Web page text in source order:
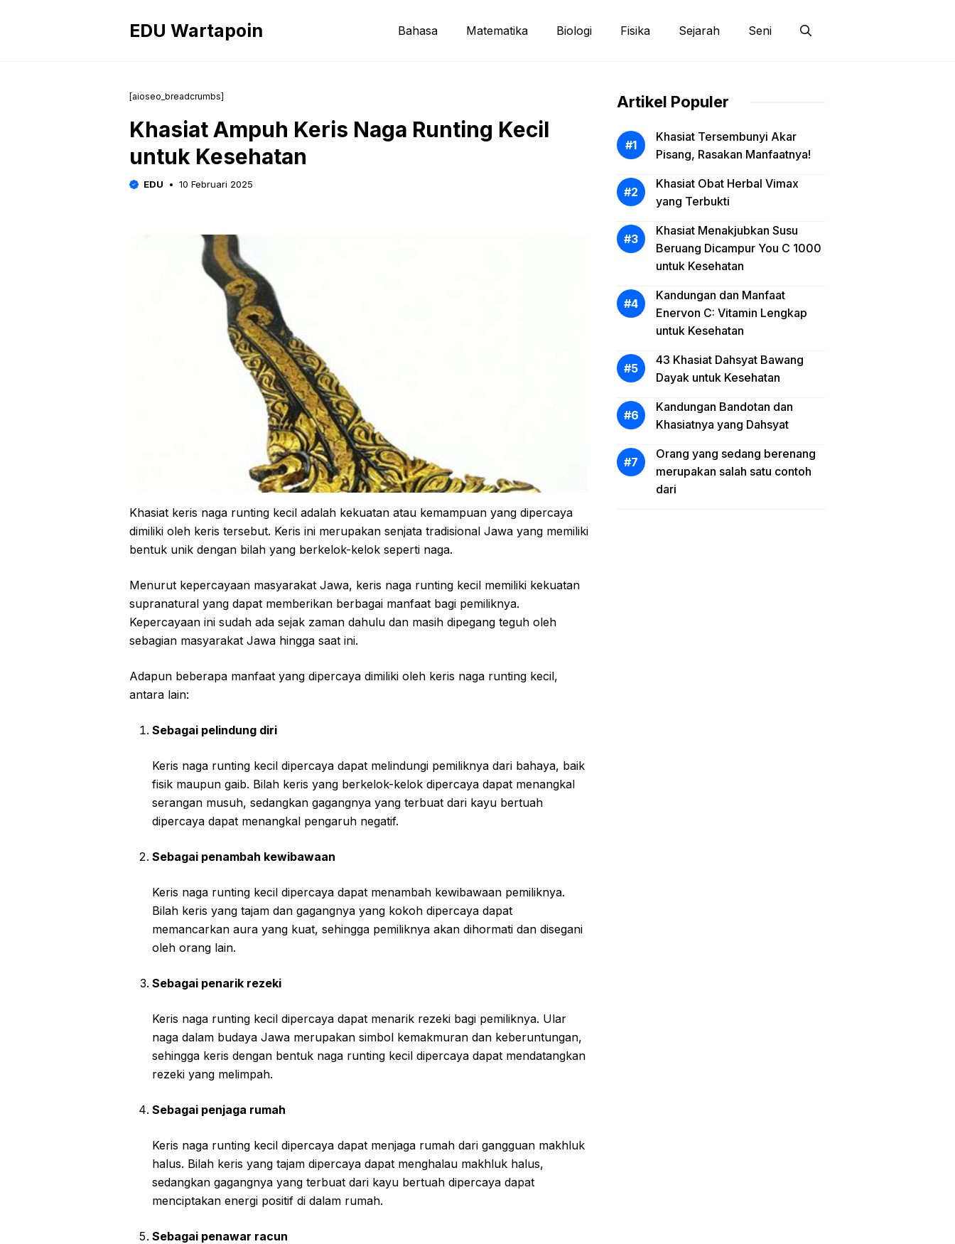
EDU Wartapoin Bahasa Matematika Biologi Fisika Sejarah Seni
[aioseo_breadcrumbs]
Khasiat Ampuh Keris Naga Runting Kecil
untuk Kesehatan
EDU 10 Februari 2025
Khasiat keris naga runting kecil adalah kekuatan atau kemampuan yang dipercaya
dimiliki oleh keris tersebut. Keris ini merupakan senjata tradisional Jawa yang memiliki
bentuk unik dengan bilah yang berkelok-kelok seperti naga.
Menurut kepercayaan masyarakat Jawa, keris naga runting kecil memiliki kekuatan
supranatural yang dapat memberikan berbagai manfaat bagi pemiliknya.
Kepercayaan ini sudah ada sejak zaman dahulu dan masih dipegang teguh oleh
sebagian masyarakat Jawa hingga saat ini.
Adapun beberapa manfaat yang dipercaya dimiliki oleh keris naga runting kecil,
antara lain:
Sebagai pelindung diri
Keris naga runting kecil dipercaya dapat melindungi pemiliknya dari bahaya, baik
fisik maupun gaib. Bilah keris yang berkelok-kelok dipercaya dapat menangkal
serangan musuh, sedangkan gagangnya yang terbuat dari kayu bertuah
dipercaya dapat menangkal pengaruh negatif.
Sebagai penambah kewibawaan
Keris naga runting kecil dipercaya dapat menambah kewibawaan pemiliknya.
Bilah keris yang tajam dan gagangnya yang kokoh dipercaya dapat
memancarkan aura yang kuat, sehingga pemiliknya akan dihormati dan disegani
oleh orang lain.
Sebagai penarik rezeki
Keris naga runting kecil dipercaya dapat menarik rezeki bagi pemiliknya. Ular
naga dalam budaya Jawa merupakan simbol kemakmuran dan keberuntungan,
sehingga keris dengan bentuk naga runting kecil dipercaya dapat mendatangkan
rezeki yang melimpah.
Sebagai penjaga rumah
Keris naga runting kecil dipercaya dapat menjaga rumah dari gangguan makhluk
halus. Bilah keris yang tajam dipercaya dapat menghalau makhluk halus,
sedangkan gagangnya yang terbuat dari kayu bertuah dipercaya dapat
menciptakan energi positif di dalam rumah.
Sebagai penawar racun
Artikel Populer
Khasiat Tersembunyi Akar
Pisang, Rasakan Manfaatnya!
Khasiat Obat Herbal Vimax
yang Terbukti
Khasiat Menakjubkan Susu
Beruang Dicampur You C 1000
untuk Kesehatan
Kandungan dan Manfaat
Enervon C: Vitamin Lengkap
untuk Kesehatan
43 Khasiat Dahsyat Bawang
Dayak untuk Kesehatan
Kandungan Bandotan dan
Khasiatnya yang Dahsyat
Orang yang sedang berenang
merupakan salah satu contoh
dari